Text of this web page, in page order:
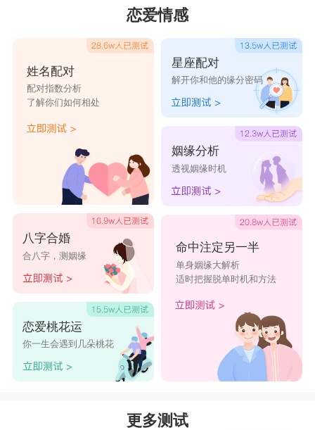
恋爱情感
姓名配对
配对指数分析
了解你们如何相处
八字合婚
合八字，测姻缘
恋爱桃花运
你一生会遇到几朵桃花
星座配对
解开你和他的缘分密码
姻缘分析
透视姻缘时机
命中注定另一半
单身姻缘大解析
适时把握脱单时机和方法
更多测试